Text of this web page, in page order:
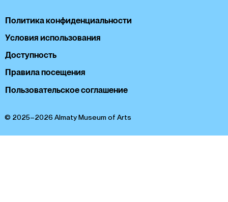
© 2025–2026 Almaty Museum of Arts
Политика конфиденциальности
Условия использования
Доступность
Правила посещения
Пользовательское соглашение